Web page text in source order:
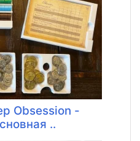
Obsession -
..